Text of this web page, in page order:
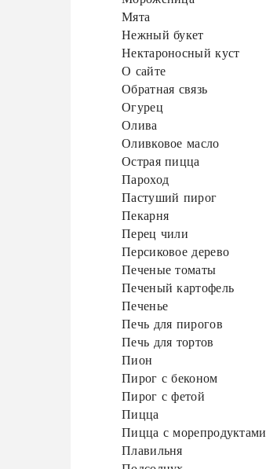
Мята
Нежный букет
Нектароносный куст
О сайте
Обратная связь
Огурец
Олива
Оливковое масло
Острая пицца
Пароход
Пастуший пирог
Пекарня
Перец чили
Персиковое дерево
Печеные томаты
Печеный картофель
Печенье
Печь для пирогов
Печь для тортов
Пион
Пирог с беконом
Пирог с фетой
Пицца
Пицца с морепродуктами
Плавильня